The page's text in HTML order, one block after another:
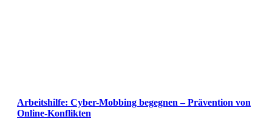
Arbeitshilfe: Cyber-Mobbing begegnen – Prävention von
Online-Konflikten